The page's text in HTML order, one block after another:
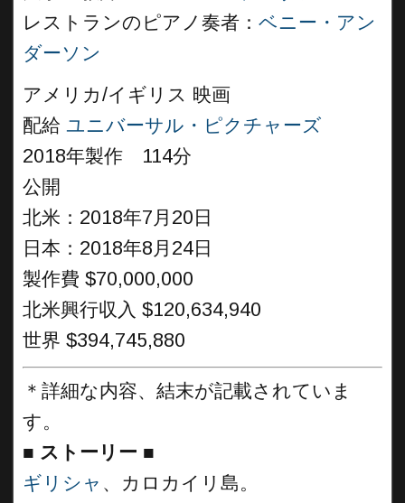
レストランのピアノ奏者： ベニー・アン
ダーソン
アメリカ/イギリス 映画
配給 ユニバーサル・ピクチャーズ
2018年製作 114分
公開
北米：2018年7月20日
日本：2018年8月24日
製作費 $70,000,000
北米興行収入 $120,634,940
世界 $394,745,880
＊詳細な内容、結末が記載されていま
す。
■ ストーリー ■
ギリシャ 、カロカイリ島。